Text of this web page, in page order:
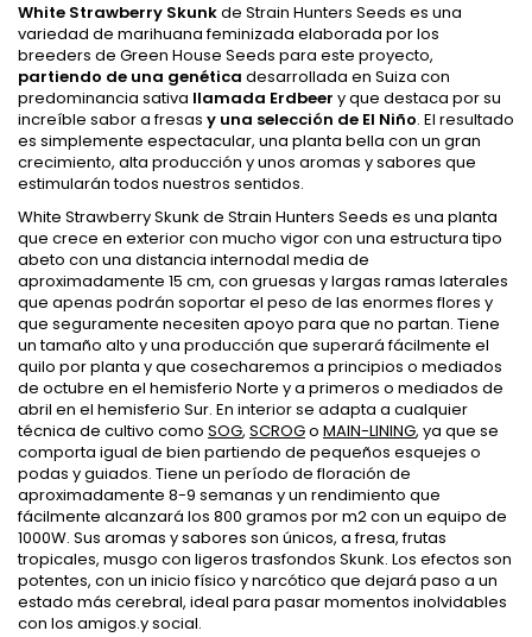
White Strawberry Skunkde Strain Hunters Seeds es una
variedad de marihuana feminizada elaborada por los
breeders de Green House Seeds para este proyecto,
partiendo de una genética desarrollada en Suiza con
predominancia sativa llamada Erdbeer y que destaca por su
increíble sabor a fresas y una selección de El Niño. El resultado
es simplemente espectacular, una planta bella con un gran
crecimiento, alta producción y unos aromas y sabores que
estimularán todos nuestros sentidos.
White Strawberry Skunk de Strain Hunters Seeds es una planta
que crece en exterior con mucho vigor con una estructura tipo
abeto con una distancia internodal media de
aproximadamente 15 cm, con gruesas y largas ramas laterales
que apenas podrán soportar el peso de las enormes flores y
que seguramente necesiten apoyo para que no partan. Tiene
un tamaño alto y una producción que superará fácilmente el
quilo por planta y que cosecharemos a principios o mediados
de octubre en el hemisferio Norte y a primeros o mediados de
abril en el hemisferio Sur. En interior se adapta a cualquier
técnica de cultivo como SOG, SCROGo MAIN-LINING, ya que se
comporta igual de bien partiendo de pequeños esquejes o
podas y guiados. Tiene un período de floración de
aproximadamente 8-9 semanas y un rendimiento que
fácilmente alcanzará los 800 gramos por m2 con un equipo de
1000W. Sus aromas y sabores son únicos, a fresa, frutas
tropicales, musgo con ligeros trasfondos Skunk. Los efectos son
potentes, con un inicio físico y narcótico que dejará paso a un
estado más cerebral, ideal para pasar momentos inolvidables
con los amigos.y social.